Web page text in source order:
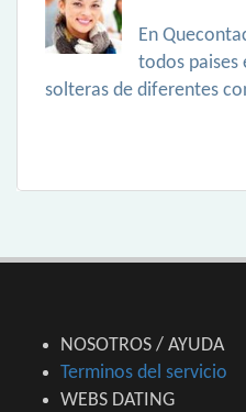
En
todos paises
solteras de diferentes
NOSOTROS / AYUDA
Terminos del servicio
WEBS DATING